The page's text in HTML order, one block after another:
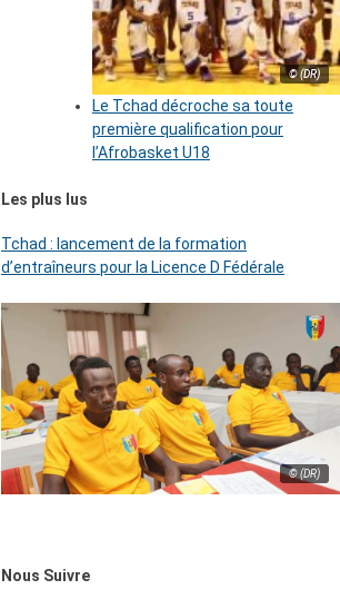
© (DR)
Le Tchad décroche sa toute
première qualification pour
l’Afrobasket U18
Les plus lus
Tchad : lancement de la formation
d’entraîneurs pour la Licence D Fédérale
© (DR)
Nous Suivre